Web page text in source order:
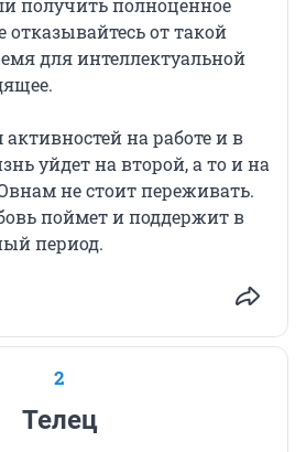
получить полноценное
отказывайтесь от такой
для интеллектуальной
на работе и в
уйдет на второй, а то и на
не стоит переживать.
поймет и поддержит в
период.
2
Телец